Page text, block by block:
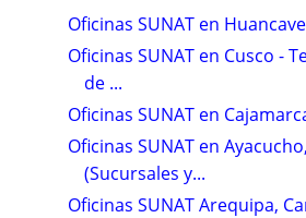
Oficinas SUNAT en
Oficinas SUNAT en Cusco -
de ...
Oficinas SUNAT en
Oficinas SUNAT en
(Sucursales y...
Oficinas SUNAT Arequipa,